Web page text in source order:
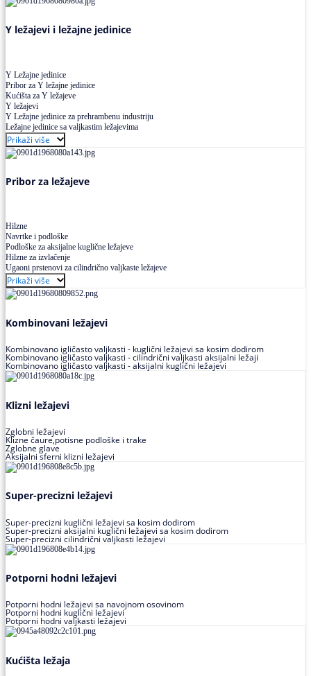
Y ležajevi i ležajne jedinice
Y Ležajne jedinice
Pribor za Y ležajne jedinice
Kućišta za Y ležajeve
Y ležajevi
Y Ležajne jedinice za prehrambenu industriju
Ležajne jedinice sa valjkastim ležajevima
Prikaži više
Pribor za ležajeve
Hilzne
Navrtke i podloške
Podloške za aksijalne kuglične ležajeve
Hilzne za izvlačenje
Ugaoni prstenovi za cilindrično valjkaste ležajeve
Prikaži više
Kombinovani ležajevi
Kombinovano igličasto valjkasti - kuglični ležajevi sa kosim dodirom
Kombinovano igličasto valjkasti - cilindrični valjkasti aksijalni ležaji
Kombinovano igličasto valjkasti - aksijalni kuglični ležajevi
Klizni ležajevi
Zglobni ležajevi
Klizne čaure,potisne podloške i trake
Zglobne glave
Aksijalni sferni klizni ležajevi
Super-precizni ležajevi
Super-precizni kuglični ležajevi sa kosim dodirom
Super-precizni aksijalni kuglični ležajevi sa kosim dodirom
Super-precizni cilindrični valjkasti ležajevi
Potporni hodni ležajevi
Potporni hodni ležajevi sa navojnom osovinom
Potporni hodni kuglični ležajevi
Potporni hodni valjkasti ležajevi
Kućišta ležaja